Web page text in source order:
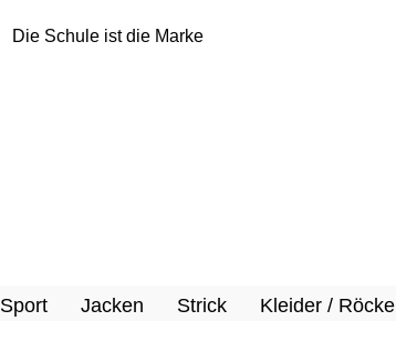
Die Schule ist die Marke
Sport Jacken Strick Kleider / Röcke